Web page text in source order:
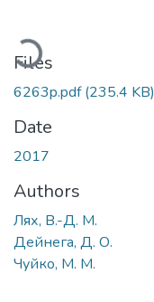
Files
6263p.pdf(235.4 KB)
Date
2017
Authors
Лях, В.-Д. М.
Дейнега, Д. О.
Чуйко, М. М.